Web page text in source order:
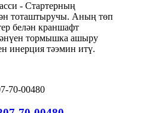
- Стартерның
тоташтыручы. Аның төп
белән краншафт
тормышка ашыру
инерция тәэмин итү.